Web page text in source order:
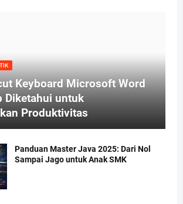
Keyboard Microsoft Word
Diketahui untuk
Produktivitas
Panduan Master Java 2025: Dari Nol
Sampai Jago untuk Anak SMK